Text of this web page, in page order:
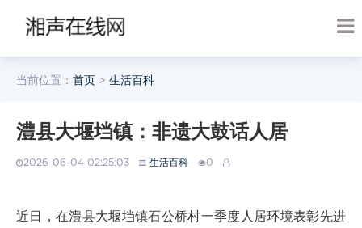
当前位置： 首页 > 生活百科
澧县大堰垱镇：非遗大鼓话人居
2026-06-04 02:25:03 生活百科 0
近日，在澧县大堰垱镇石公桥村一季度人居环境表彰先进